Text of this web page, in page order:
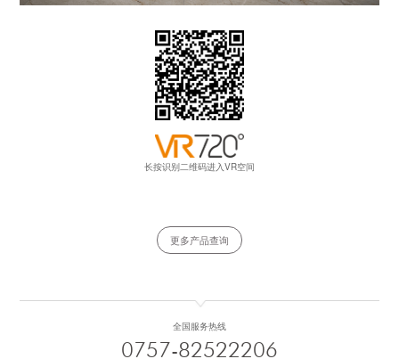
长按识别二维码进入VR空间
更多产品查询
全国服务热线
0757-82522206